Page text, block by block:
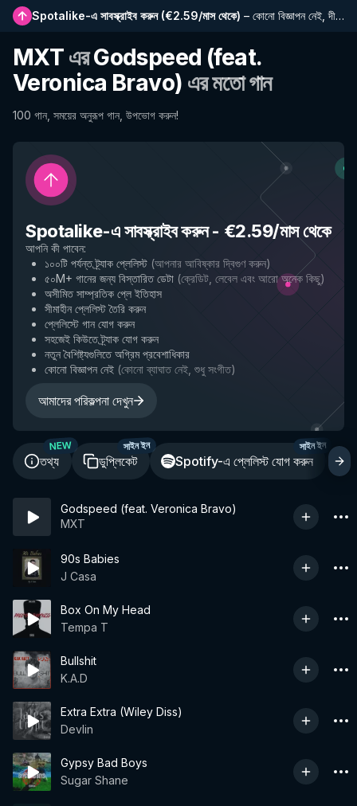
Spotalike-এ সাবস্ক্রাইব করুন(€2.59/মাস থেকে) – কোনো বিজ্ঞাপন নেই, দীর্ঘতর প্লেলিস্ট, সম্পূর্ণ ইতিহাস এবং নতুন বৈশিষ্ট্যে প্রাথমিক প্রবেশাধিকার
MXT এরGodspeed (feat.
Veronica Bravo) এর মতো গান
100 গান, সময়ের অনুরূপ গান, উপভোগ করুন!
Spotalike-এ সাবস্ক্রাইব করুন- €2.59/মাস থেকে
আপনি কী পাবেন:
১০০টি পর্যন্ত ট্র্যাক প্লেলিস্ট (আপনার আবিষ্কার দ্বিগুণ করুন)
৫০M+ গানের জন্য বিস্তারিত ডেটা (ক্রেডিট, লেবেল এবং আরো অনেক কিছু)
অসীমিত সাম্প্রতিক প্লে ইতিহাস
সীমাহীন প্লেলিস্ট তৈরি করুন
প্লেলিস্টে গান যোগ করুন
সহজেই কিউতে ট্র্যাক যোগ করুন
নতুন বৈশিষ্ট্যগুলিতে অগ্রিম প্রবেশাধিকার
কোনো বিজ্ঞাপন নেই (কোনো ব্যাঘাত নেই, শুধু সংগীত)
আমাদের পরিকল্পনা দেখুন
তথ্য
NEW
ডুপ্লিকেট
সাইন ইন
Spotify-এ প্লেলিস্ট যোগ করুন
সাইন ইন
Godspeed (feat. Veronica Bravo)
MXT
90s Babies
J Casa
Box On My Head
Tempa T
Bullshit
K.A.D
Extra Extra (Wiley Diss)
Devlin
Gypsy Bad Boys
Sugar Shane